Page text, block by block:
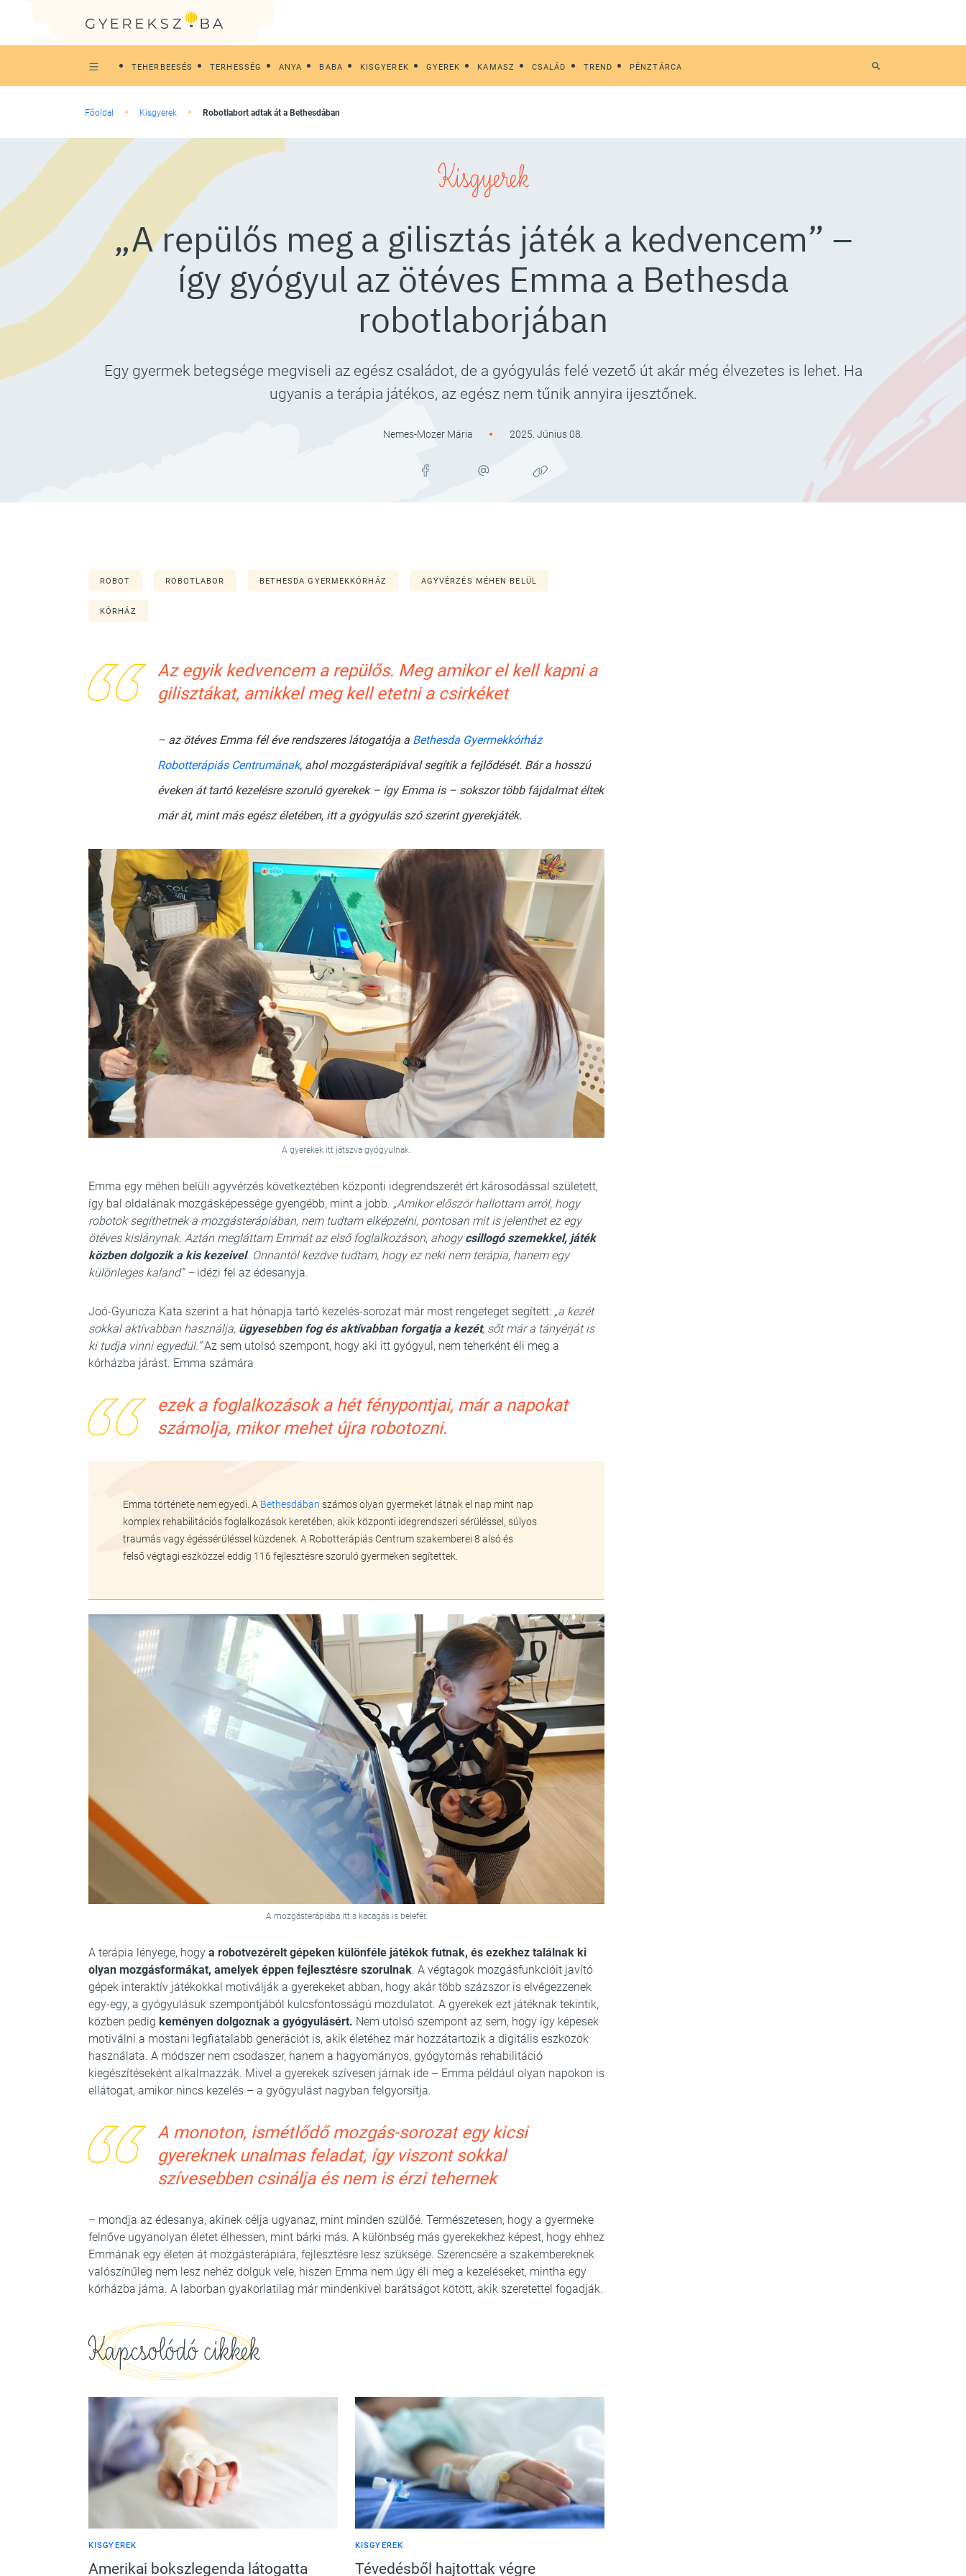
TEHERBEESÉS TERHESSÉG ANYA BABA KISGYEREK GYEREK KAMASZ CSALÁD TREND PÉNZTÁRCA
Főoldal Kisgyerek Robotlabort adtak át a Bethesdában
Kisgyerek
„A repülős meg a gilisztás játék a kedvencem” –
így gyógyul az ötéves Emma a Bethesda
robotlaborjában
Egy gyermek betegsége megviseli az egész családot, de a gyógyulás felé vezető út akár még élvezetes is lehet. Ha
ugyanis a terápia játékos, az egész nem tűnik annyira ijesztőnek.
Nemes-Mozer Mária 2025. Június 08.
ROBOT ROBOTLABOR BETHESDA GYERMEKKÓRHÁZ AGYVÉRZÉS MÉHEN BELÜL
KÓRHÁZ
Az egyik kedvencem a repülős. Meg amikor el kell kapni a
gilisztákat, amikkel meg kell etetni a csirkéket
– az ötéves Emma fél éve rendszeres látogatója a Bethesda Gyermekkórház
Robotterápiás Centrumának, ahol mozgásterápiával segítik a fejlődését. Bár a hosszú
éveken át tartó kezelésre szoruló gyerekek – így Emma is – sokszor több fájdalmat éltek
már át, mint más egész életében, itt a gyógyulás szó szerint gyerekjáték.
A gyerekek itt játszva gyógyulnak.
Emma egy méhen belüli agyvérzés következtében központi idegrendszerét ért károsodással született,
így bal oldalának mozgásképessége gyengébb, mint a jobb. „Amikor először hallottam arról, hogy
robotok segíthetnek a mozgásterápiában, nem tudtam elképzelni, pontosan mit is jelenthet ez egy
ötéves kislánynak. Aztán megláttam Emmát az első foglalkozáson, ahogycsillogó szemekkel, játék
közben dolgozik a kis kezeivel. Onnantól kezdve tudtam, hogy ez neki nem terápia, hanem egy
különleges kaland” – idézi fel az édesanyja.
Joó-Gyuricza Kata szerint a hat hónapja tartó kezelés-sorozat már most rengeteget segített: „a kezét
sokkal aktívabban használja, ügyesebben fog és aktívabban forgatja a kezét, sőt már a tányérját is
ki tudja vinni egyedül.”Az sem utolsó szempont, hogy aki itt gyógyul, nem teherként éli meg a
kórházba járást. Emma számára
ezek a foglalkozások a hét fénypontjai, már a napokat
számolja, mikor mehet újra robotozni.
Emma története nem egyedi. A Bethesdában számos olyan gyermeket látnak el nap mint nap
komplex rehabilitációs foglalkozások keretében, akik központi idegrendszeri sérüléssel, súlyos
traumás vagy égéssérüléssel küzdenek. A Robotterápiás Centrum szakemberei 8 alsó és
felső végtagi eszközzel eddig 116 fejlesztésre szoruló gyermeken segítettek.
A mozgásterápiába itt a kacagás is belefér.
A terápia lényege, hogy a robotvezérelt gépeken különféle játékok futnak, és ezekhez találnak ki
olyan mozgásformákat, amelyek éppen fejlesztésre szorulnak. A végtagok mozgásfunkcióit javító
gépek interaktív játékokkal motiválják a gyerekeket abban, hogy akár több százszor is elvégezzenek
egy-egy, a gyógyulásuk szempontjából kulcsfontosságú mozdulatot. A gyerekek ezt játéknak tekintik,
közben pedig keményen dolgoznak a gyógyulásért. Nem utolsó szempont az sem, hogy így képesek
motiválni a mostani legfiatalabb generációt is, akik életéhez már hozzátartozik a digitális eszközök
használata. A módszer nem csodaszer, hanem a hagyományos, gyógytornás rehabilitáció
kiegészítéseként alkalmazzák. Mivel a gyerekek szívesen járnak ide – Emma például olyan napokon is
ellátogat, amikor nincs kezelés – a gyógyulást nagyban felgyorsítja.
A monoton, ismétlődő mozgás-sorozat egy kicsi
gyereknek unalmas feladat, így viszont sokkal
szívesebben csinálja és nem is érzi tehernek
– mondja az édesanya, akinek célja ugyanaz, mint minden szülőé. Természetesen, hogy a gyermeke
felnőve ugyanolyan életet élhessen, mint bárki más. A különbség más gyerekekhez képest, hogy ehhez
Emmának egy életen át mozgásterápiára, fejlesztésre lesz szüksége. Szerencsére a szakembereknek
valószínűleg nem lesz nehéz dolguk vele, hiszen Emma nem úgy éli meg a kezeléseket, mintha egy
kórházba járna. A laborban gyakorlatilag már mindenkivel barátságot kötött, akik szeretettel fogadják.
Kapcsolódó cikkek
KISGYEREK
Amerikai bokszlegenda látogatta
KISGYEREK
Tévedésből hajtottak végre